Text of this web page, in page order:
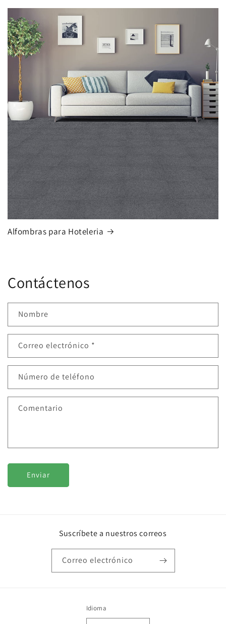
Alfombras para Hoteleria
Contáctenos
Nombre
Correo electrónico *
Número de teléfono
Comentario
Enviar
Suscríbete a nuestros correos
Correo electrónico
Idioma